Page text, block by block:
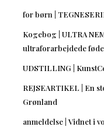
for børn |
Kogebog | ULTRA
ultraforarbejdede
UDSTILLING |
REJSEARTIKEL | En
Grønland
anmeldelse | Vidnet i